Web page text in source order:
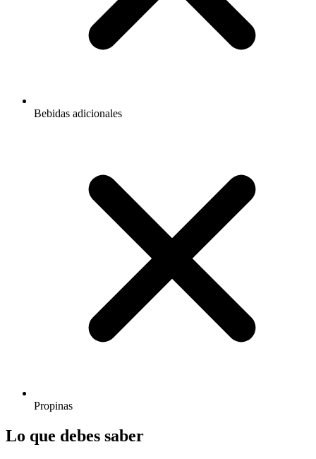
Bebidas adicionales
Propinas
Lo que debes saber